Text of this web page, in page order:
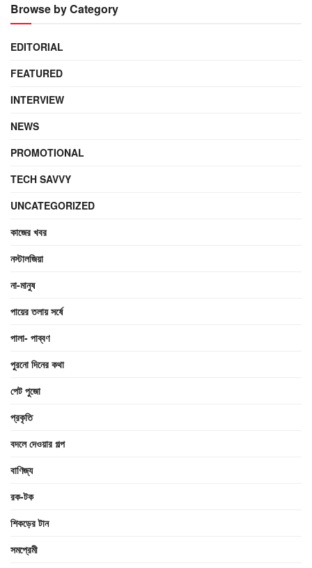
Browse by Category
EDITORIAL
FEATURED
INTERVIEW
NEWS
PROMOTIONAL
TECH SAVVY
UNCATEGORIZED
কাজের খবর
নস্টালজিয়া
না-মানুষ
পায়ের তলায় সর্ষে
পালা- পাব্বণ
পুরনো দিনের কথা
পেট পুজো
প্রকৃতি
বদলে দেওয়ার গল্প
বাণিজ্য
রক-টক
শিকড়ের টান
সমপ্রেমী